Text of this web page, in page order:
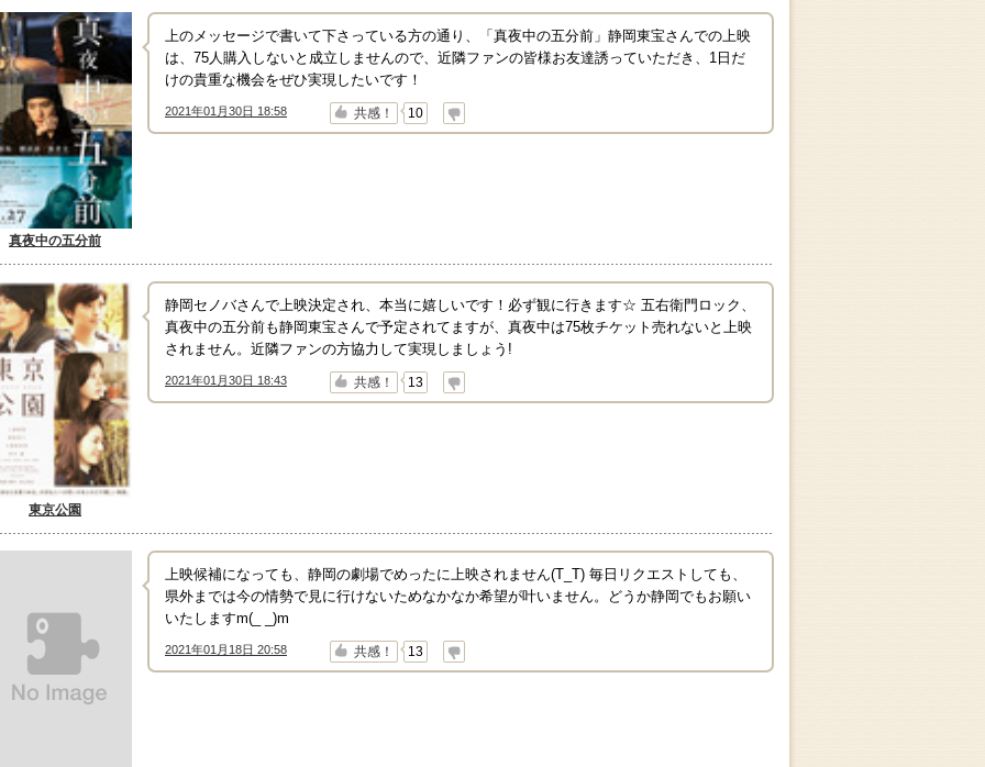
真夜中の五分前
上のメッセージで書いて下さっている方の通り、「真夜中の五分前」静岡東宝さんでの上映
は、75人購入しないと成立しませんので、近隣ファンの皆様お友達誘っていただき、1日だ
けの貴重な機会をぜひ実現したいです！
2021年01月30日 18:58
↑ 共感！ 10
↓
東京公園
静岡セノバさんで上映決定され、本当に嬉しいです！必ず観に行きます☆ 五右衛門ロック、
真夜中の五分前も静岡東宝さんで予定されてますが、真夜中は75枚チケット売れないと上映
されません。近隣ファンの方協力して実現しましょう!
2021年01月30日 18:43
↑ 共感！ 13
↓
上映候補になっても、静岡の劇場でめったに上映されません(T_T) 毎日リクエストしても、
県外までは今の情勢で見に行けないためなかなか希望が叶いません。どうか静岡でもお願い
いたしますm(_ _)m
2021年01月18日 20:58
↑ 共感！ 13
↓